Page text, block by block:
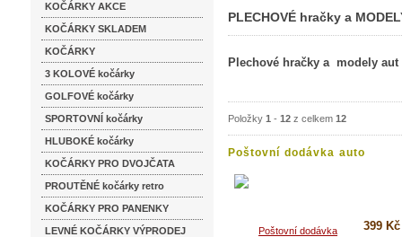
KOČÁRKY AKCE
KOČÁRKY SKLADEM
KOČÁRKY
3 KOLOVÉ kočárky
GOLFOVÉ kočárky
SPORTOVNÍ kočárky
HLUBOKÉ kočárky
KOČÁRKY PRO DVOJČATA
PROUTĚNÉ kočárky retro
KOČÁRKY PRO PANENKY
LEVNÉ KOČÁRKY VÝPRODEJ
PLECHOVÉ hračky a
Plechové hračky a modely
Položky 1 - 12 z celkem 12
Poštovní dodávka auto
399 Kč